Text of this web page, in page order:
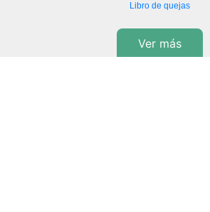
Libro de quejas
Ver más